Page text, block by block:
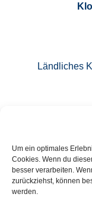
Um ein optimales
Cookies. Wenn du
besser verarbeiten.
zurückziehst, können
werden.
Ländliches
E-Mail: